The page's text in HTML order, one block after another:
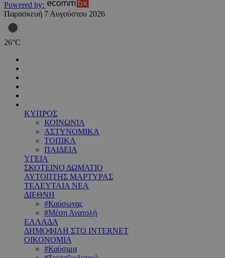
Powered by:
Παρασκευή 7 Αυγούστου 2026
26°C
ΚΥΠΡΟΣ
ΚΟΙΝΩΝΙΑ
ΑΣΤΥΝΟΜΙΚΑ
ΤΟΠΙΚΑ
ΠΑΙΔΕΙΑ
ΥΓΕΙΑ
ΣΚΟΤΕΙΝΟ ΔΩΜΑΤΙΟ
ΑΥΤΟΠΤΗΣ ΜΑΡΤΥΡΑΣ
ΤΕΛΕΥΤΑΙΑ ΝΕΑ
ΔΙΕΘΝΗ
#Καύσωνας
#Μέση Ανατολή
ΕΛΛΑΔΑ
ΔΗΜΟΦΙΛΗ ΣΤΟ INTERNET
ΟΙΚΟΝΟΜΙΑ
#Καύσιμα